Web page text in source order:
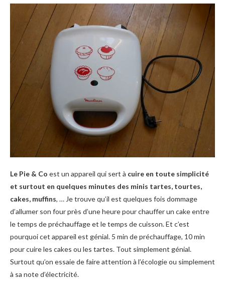
Le Pie & Co est un appareil qui sert à cuire en toute simplicité
et surtout en quelques minutes des minis tartes, tourtes,
cakes, muffins, … Je trouve qu’il est quelques fois dommage
d’allumer son four près d’une heure pour chauffer un cake entre
le temps de préchauffage et le temps de cuisson. Et c’est
pourquoi cet appareil est génial. 5 min de préchauffage, 10 min
pour cuire les cakes ou les tartes. Tout simplement génial.
Surtout qu’on essaie de faire attention à l’écologie ou simplement
à sa note d’électricité.